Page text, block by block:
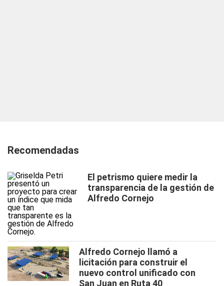
Recomendadas
El petrismo quiere medir la
transparencia de la gestión de
Alfredo Cornejo
Alfredo Cornejo llamó a
licitación para construir el
nuevo control unificado con
San Juan en Ruta 40